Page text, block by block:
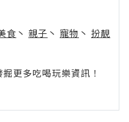
食 丶 親子 丶 寵物 丶 扮靚
更多吃喝玩樂資訊！